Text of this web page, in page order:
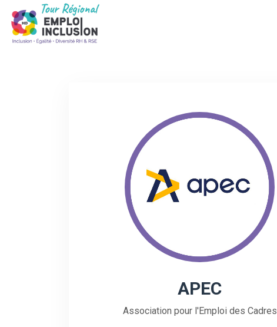
APEC
Association pour l'Emploi des Cadres